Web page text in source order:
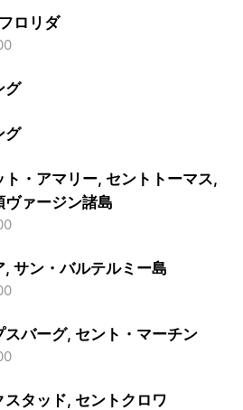
ロリダ
グ
グ
ト・アマリー, セントトーマス,
ヴァージン諸島
, サン・バルテルミー島
スバーグ, セント・マーチン
スタッド, セントクロワ